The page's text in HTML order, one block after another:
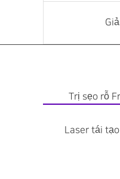
Trị sẹo rỗ
Laser tái